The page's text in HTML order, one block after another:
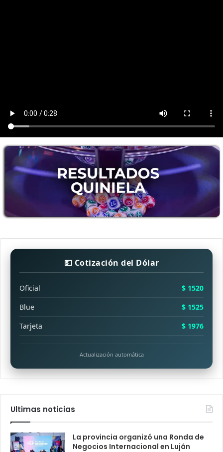
💵 Cotización del Dólar
Oficial
$ 1520
Blue
$ 1525
Tarjeta
$ 1976
Actualización automática
Ultimas noticias
La provincia organizó una Ronda de
Negocios Internacional en Luján